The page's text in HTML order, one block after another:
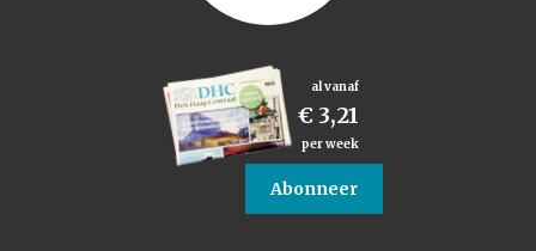
al vanaf
€ 3,21
per week
Abonneer